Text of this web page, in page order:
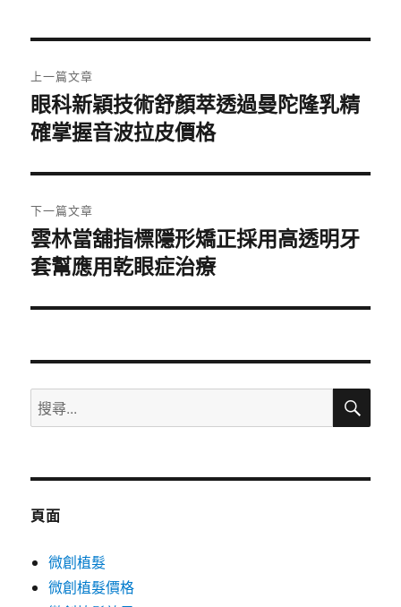
章
導
覽
上一篇文章
上
一
文
章:
眼科新穎技術舒顏萃透過曼陀隆乳精
確掌握音波拉皮價格
下一篇文章
下
一
文
雲林當舖指標隱形矯正採用高透明牙
套幫應用乾眼症治療
搜
尋
鍵
搜
頁面
微創植髮
微創植髮價格